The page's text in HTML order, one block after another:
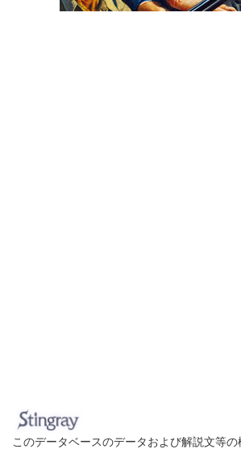
このデータベースのデータおよび解説文等